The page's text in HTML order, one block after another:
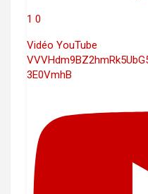
1 0
Vidéo YouTube
3E0VmhB